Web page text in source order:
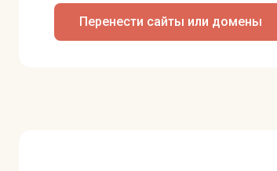
Перенести сайты или домены